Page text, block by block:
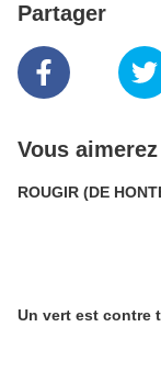
Partager
Vous
ROUGIR (DE
Un vert est contre